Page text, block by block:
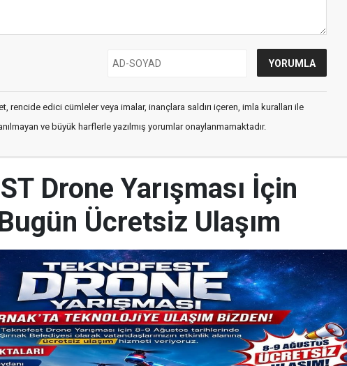
rencide edici cümleler veya imalar, inançlara saldırı içeren, imla kuralları ile
ve büyük harflerle yazılmış yorumlar onaylanmamaktadır.
Drone Yarışması İçin
Ücretsiz Ulaşım